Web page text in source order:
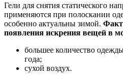
Гели для снятия статического
применяются при полоскании
особенно актуальны зимой.
появления искрения вещей в
большее количество
года;
сухой воздух.